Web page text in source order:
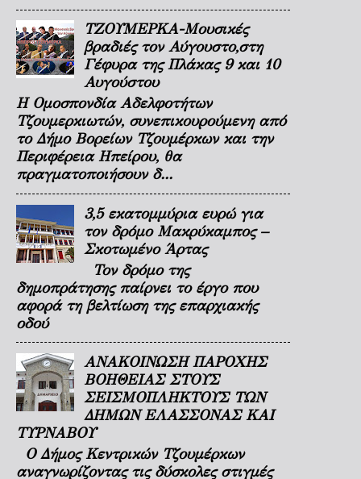
ΤΖΟΥΜΕΡΚΑ-Μουσικές
βραδιές τον Αύγουστο,στη
Γέφυρα της Πλάκας 9 και 10
Αυγούστου
Η Ομοσπονδία Αδελφοτήτων
Τζουμερκιωτών, συνεπικουρούμενη από
το Δήμο Βορείων Τζουμέρκων και την
Περιφέρεια Ηπείρου, θα
πραγματοποιήσουν δ...
3,5 εκατομμύρια ευρώ για
τον δρόμο Μακρύκαμπος –
Σκοτωμένο Άρτας
Τον δρόμο της
δημοπράτησης παίρνει το έργο που
αφορά τη βελτίωση της επαρχιακής
οδού
ΑΝΑΚΟΙΝΩΣΗ ΠΑΡΟΧΗΣ
ΒΟΗΘΕΙΑΣ ΣΤΟΥΣ
ΣΕΙΣΜΟΠΛΗΚΤΟΥΣ ΤΩΝ
ΔΗΜΩΝ ΕΛΑΣΣΟΝΑΣ ΚΑΙ
ΤΥΡΝΑΒΟΥ
Ο Δήμος Κεντρικών Τζουμέρκων
αναγνωρίζοντας τις δύσκολες στιγμές